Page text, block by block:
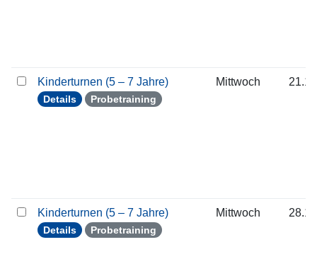
Kinderturnen (5 – 7 Jahre)
Details Probetraining
Mittwoch
Kinderturnen (5 – 7 Jahre)
Details Probetraining
Mittwoch